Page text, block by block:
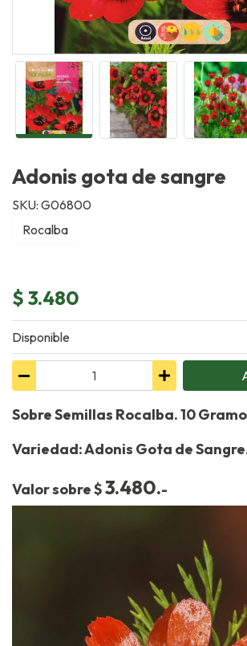
Adonis gota de sangre
SKU: G06800
Rocalba
$ 3.480
Disponible
Sobre Semillas Rocalba. 10
Variedad: Adonis Gota de
Valor sobre $3.480.-